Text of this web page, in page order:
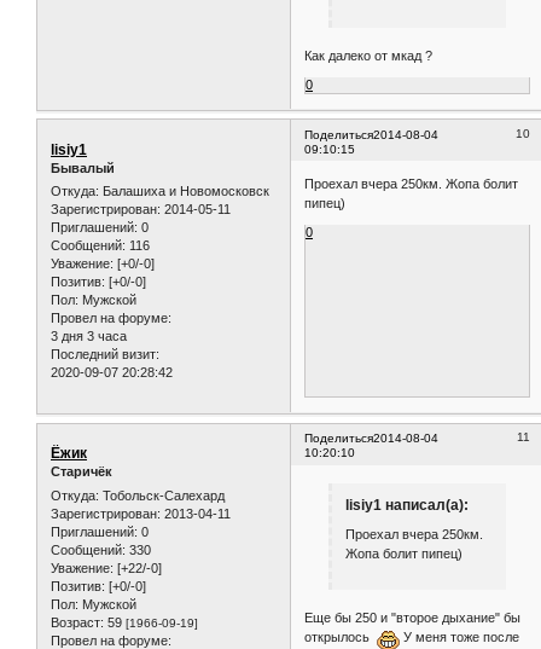
Как далеко от мкад ?
0
Поделиться 10
2014-08-04
09:10:15
lisiy1
Бывалый
Откуда: Балашиха и Новомосковск
Зарегистрирован: 2014-05-11
Приглашений: 0
Сообщений: 116
Уважение: [+0/-0]
Позитив: [+0/-0]
Пол: Мужской
Провел на форуме:
3 дня 3 часа
Последний визит:
2020-09-07 20:28:42
Проехал вчера 250км. Жопа болит
пипец)
0
Поделиться 11
2014-08-04
10:20:10
Ёжик
Старичёк
Откуда: Тобольск-Салехард
Зарегистрирован: 2013-04-11
Приглашений: 0
Сообщений: 330
Уважение: [+22/-0]
Позитив: [+0/-0]
Пол: Мужской
Возраст: 59 [1966-09-19]
Провел на форуме:
lisiy1 написал(а):
Проехал вчера 250км.
Жопа болит пипец)
Еще бы 250 и "второе дыхание" бы
открылось
У меня тоже после